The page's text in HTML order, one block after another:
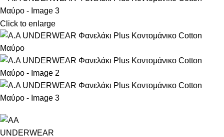
Click to enlarge